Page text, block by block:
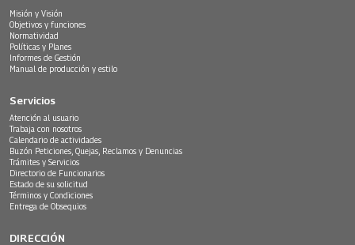
Misión y Visión
Objetivos y funciones
Normatividad
Políticas y Planes
Informes de Gestión
Manual de producción y estilo
Servicios
Atención al usuario
Trabaja con nosotros
Calendario de actividades
Buzón Peticiones, Quejas, Reclamos y Denuncias
Trámites y Servicios
Directorio de Funcionarios
Estado de su solicitud
Términos y Condiciones
Entrega de Obsequios
DIRECCIÓN